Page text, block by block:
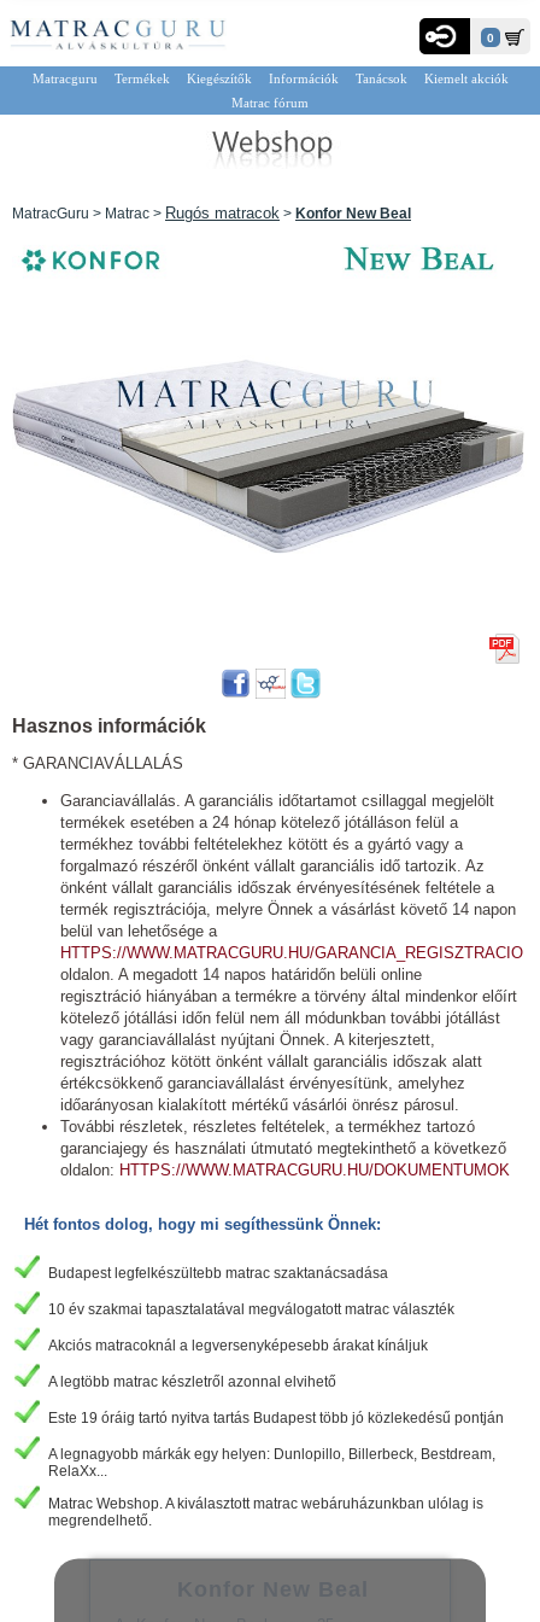
0
Matracguru Termékek Kiegészítők Információk Tanácsok
Kiemelt akciók
Matrac fórum
MatracGuru > Matrac > Rugós matracok > Konfor New Beal
Hasznos információk
* GARANCIAVÁLLALÁS
Garanciavállalás. A garanciális időtartamot csillaggal megjelölt
termékek esetében a 24 hónap kötelező jótálláson felül a
termékhez további feltételekhez kötött és a gyártó vagy a
forgalmazó részéről önként vállalt garanciális idő tartozik. Az
önként vállalt garanciális időszak érvényesítésének feltétele a
termék regisztrációja, melyre Önnek a vásárlást követő 14 napon
belül van lehetősége a
HTTPS://WWW.MATRACGURU.HU/GARANCIA_REGISZTRACIO
oldalon. A megadott 14 napos határidőn belüli online
regisztráció hiányában a termékre a törvény által mindenkor előírt
kötelező jótállási időn felül nem áll módunkban további jótállást
vagy garanciavállalást nyújtani Önnek. A kiterjesztett,
regisztrációhoz kötött önként vállalt garanciális időszak alatt
értékcsökkenő garanciavállalást érvényesítünk, amelyhez
időarányosan kialakított mértékű vásárlói önrész párosul.
További részletek, részletes feltételek, a termékhez tartozó
garanciajegy és használati útmutató megtekinthető a következő
oldalon: HTTPS://WWW.MATRACGURU.HU/DOKUMENTUMOK
Hét fontos dolog, hogy mi segíthessünk Önnek:
Budapest legfelkészültebb matrac szaktanácsadása
10 év szakmai tapasztalatával megválogatott matrac választék
Akciós matracoknál a legversenyképesebb árakat kínáljuk
A legtöbb matrac készletről azonnal elvihető
Este 19 óráig tartó nyitva tartás Budapest több jó közlekedésű pontján
A legnagyobb márkák egy helyen: Dunlopillo, Billerbeck, Bestdream,
RelaXx...
Matrac Webshop. A kiválasztott matrac webáruházunkban ulólag is
megrendelhető.